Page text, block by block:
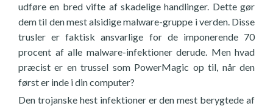
udføre en bred vifte af skadelige handlinger. Dette gør
dem til den mest alsidige malware-gruppe i verden. Disse
trusler er faktisk ansvarlige for de imponerende 70
procent af alle malware-infektioner derude. Men hvad
præcist er en trussel som PowerMagic op til, når den
først er inde i din computer?
Den trojanske hest infektioner er den mest berygtede af